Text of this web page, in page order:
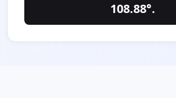
108.88°.